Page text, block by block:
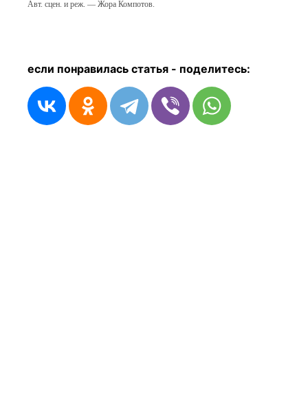
Авт. сцен. и реж. — Жора Компотов.
если понравилась статья - поделитесь: